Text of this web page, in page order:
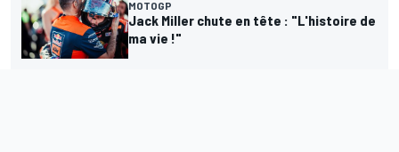
MOTOGP
Jack Miller chute en tête : "L'histoire de
ma vie !"